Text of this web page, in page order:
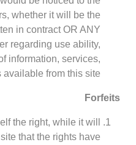
whether it will be the
in contract OR ANY
regarding use ability,
information, services,
from this site.
Forfeits
the right, while it will
that the rights have